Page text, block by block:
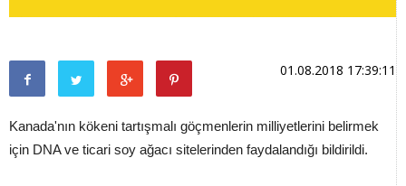
01.08.2018 17:39:11
Kanada'nın kökeni tartışmalı göçmenlerin milliyetlerini belirmek
için DNA ve ticari soy ağacı sitelerinden faydalandığı bildirildi.